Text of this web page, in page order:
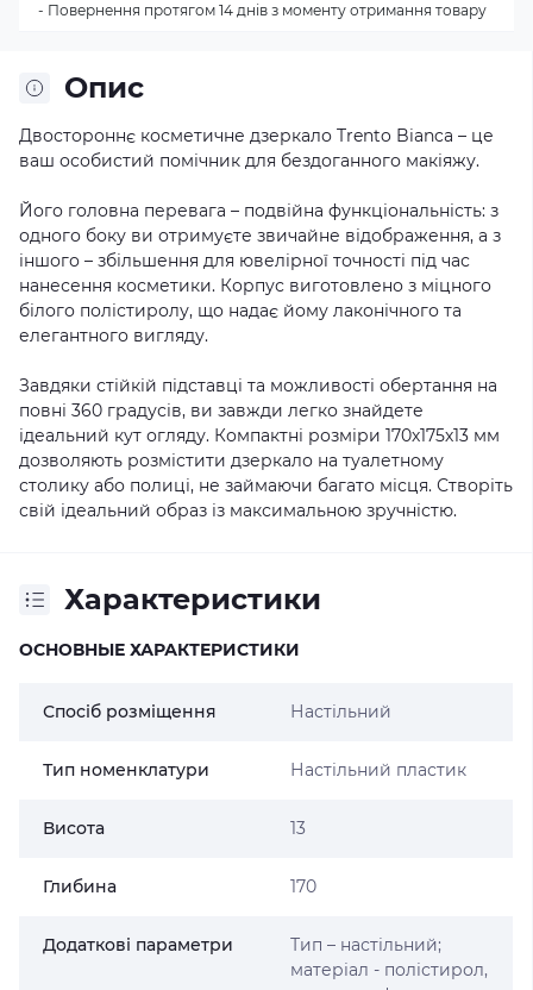
Опис
Двостороннє косметичне дзеркало Trento Bianca – це
ваш особистий помічник для бездоганного макіяжу.
Його головна перевага – подвійна функціональність: з
одного боку ви отримуєте звичайне відображення, а з
іншого – збільшення для ювелірної точності під час
нанесення косметики. Корпус виготовлено з міцного
білого полістиролу, що надає йому лаконічного та
елегантного вигляду.
Завдяки стійкій підставці та можливості обертання на
повні 360 градусів, ви завжди легко знайдете
ідеальний кут огляду. Компактні розміри 170х175х13 мм
дозволяють розмістити дзеркало на туалетному
столику або полиці, не займаючи багато місця. Створіть
свій ідеальний образ із максимальною зручністю.
Характеристики
ОСНОВНЫЕ ХАРАКТЕРИСТИКИ
Спосіб розміщення Настільний
Тип номенклатури Настільний пластик
Висота 13
Глибина 170
Додаткові параметри
Тип – настільний;
матеріал - полістирол,
- Повернення протягом 14 днів з моменту отримання товару